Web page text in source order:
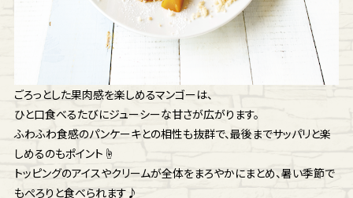
ごろっとした果肉感を楽しめるマンゴーは、
ひと口食べるたびにジューシーな甘さが広がります。
ふわふわ食感のパンケーキとの相性も抜群で、最後までサッパリと楽
しめるのもポイント☝️
トッピングのアイスやクリームが全体をまろやかにまとめ、暑い季節で
もぺろりと食べられます♪